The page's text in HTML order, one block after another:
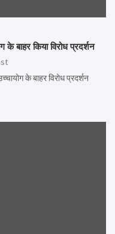
बाहर किया विरोध प्रदर्शन
के बाहर विरोध प्रदर्शन